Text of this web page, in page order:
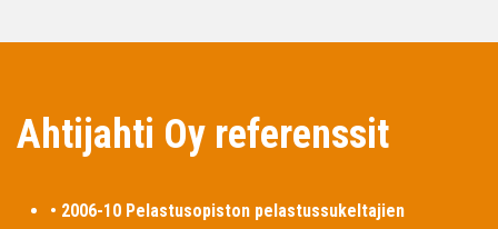
Ahtijahti Oy referenssit
• 2006-10 Pelastusopiston pelastussukeltajien